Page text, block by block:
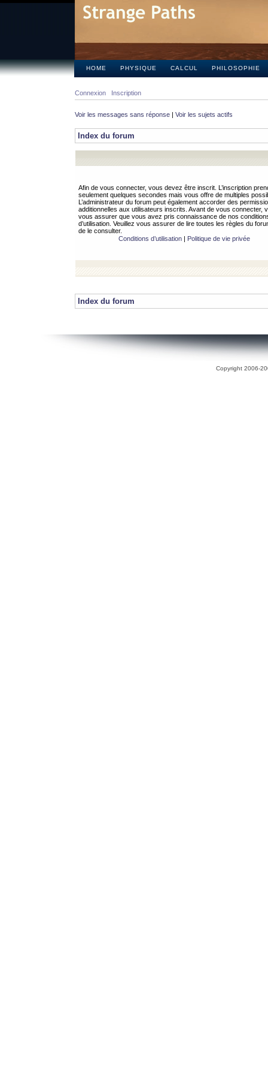
HOME PHYSIQUE CALCUL PHILOSOPHIE
Connexion Inscription
Voir les messages sans réponse | Voir les sujets actifs
Index du forum
Afin de vous connecter, vous devez être inscrit. L’inscription
seulement quelques secondes mais vous offre de multiples
L’administrateur du forum peut également accorder des
additionnelles aux utilisateurs inscrits. Avant de vous connecter,
vous assurer que vous avez pris connaissance de nos
d’utilisation. Veuillez vous assurer de lire toutes les règles du
de le consulter.
Conditions d’utilisation| Politique de vie privée
Index du forum
Copyright 2006-